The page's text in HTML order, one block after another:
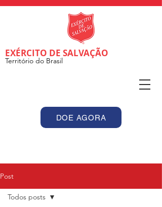
EXÉRCITO DE SALVAÇÃO
Território do Brasil
DOE AGORA
Post
Todos posts